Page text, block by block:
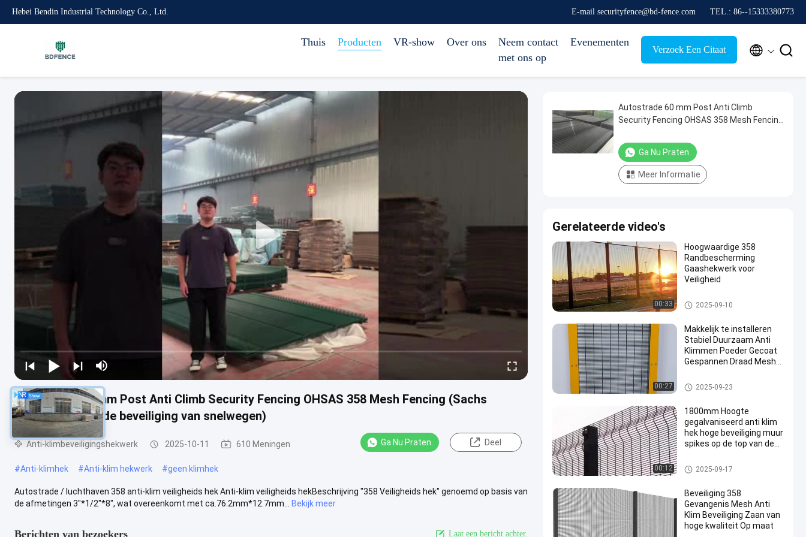
Hebei Bendin Industrial Technology Co., Ltd. E-mail securityfence@bd-fence.com TEL.: 86--15333380773
Thuis Producten VR-show Over ons
Neem contact
met ons op
Evenementen
Verzoek Een Citaat  
Autostrade 60 mm Post Anti Climb Security Fencing OHSAS 358 Mesh Fencing (Sachs
omheining voor de beveiliging van snelwegen)
Anti-klimbeveiligingshekwerk 2025-10-11 610 Meningen Ga Nu Praten. Deel
#Anti-klimhek #Anti-klim hekwerk #geen klimhek
Autostrade / luchthaven 358 anti-klim veiligheids hek Anti-klim veiligheids hekBeschrijving "358 Veiligheids hek" genoemd op basis van
de afmetingen 3"*1/2"*8", wat overeenkomt met ca.76.2mm*12.7mm...
Bekijk meer
Berichten van bezoekers Laat een bericht achter.
Autostrade 60 mm Post Anti Climb
Security Fencing OHSAS 358 Mesh Fencing
snelwegen)
Ga Nu Praten.
Meer Informatie
Gerelateerde video's
00:33
Hoogwaardige 358
Randbescherming
Gaashekwerk voor
Veiligheid
Anti-klimbeveiligingshekwerk
2025-09-10
00:27
Makkelijk te installeren
Stabiel Duurzaam Anti
Klimmen Poeder Gecoat
Gespannen Draad Mesh
Anti-klimbeveiligingshekwerk
2025-09-23
00:12
1800mm Hoogte
gegalvaniseerd anti klim
hek hoge beveiliging muur
spikes op de top van de
Anti-klimbeveiligingshekwerk
2025-09-17
Beveiliging 358
Gevangenis Mesh Anti
Klim Beveiliging Zaan van
hoge kwaliteit Op maat